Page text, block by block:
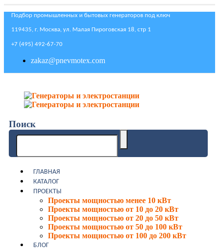
Подбор промышленных и бытовых генераторов под ключ
119435, г. Москва, ул. Малая Пироговская 18, стр 1
+7 (495) 492-67-70
zakaz@pnevmotex.com
Поиск
ГЛАВНАЯ
КАТАЛОГ
ПРОЕКТЫ
Проекты мощностью менее 10 кВт
Проекты мощностью от 10 до 20 кВт
Проекты мощностью от 20 до 50 кВт
Проекты мощностью от 50 до 100 кВт
Проекты мощностью от 100 до 200 кВт
БЛОГ